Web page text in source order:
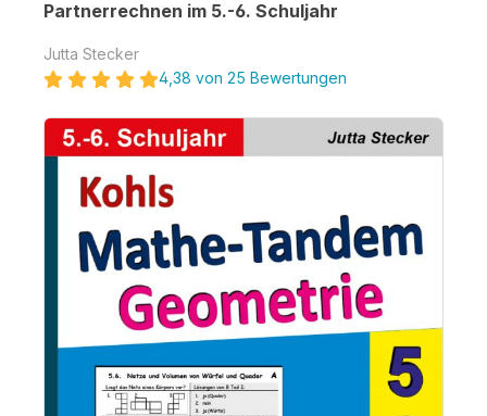
Partnerrechnen im 5.-6. Schuljahr
Jutta Stecker
4,38 von 25 Bewertungen
Bildergalerie überspringen